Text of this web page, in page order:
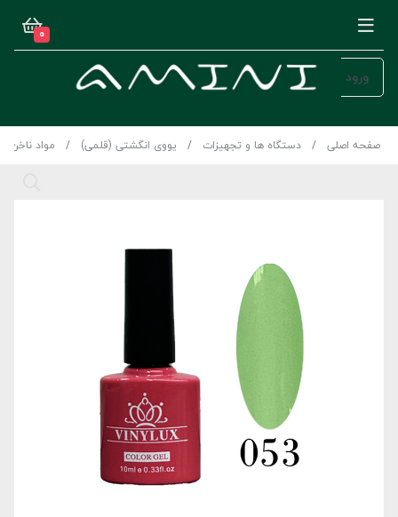
0
ورود
صفحه اصلی دستگاه ها و تجهیزات یووی انگشتی (قلمی) مواد ناخن